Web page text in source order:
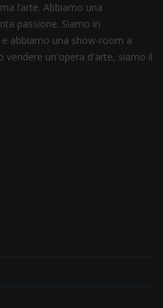
l’arte. Abbiamo una
passione. Siamo in
abbiamo una show-room a
vendere un'opera d'arte, siamo il